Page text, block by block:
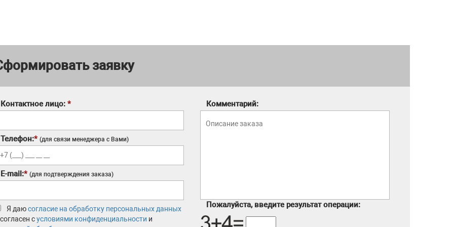
заявку
Контактное лицо: *
Телефон:* (для связи менеджера с Вами)
E-mail:* (для подтверждения заказа)
Я даюсогласие на обработку персональных данных
сусловиями конфиденциальности и
Комментарий:
Пожалуйста, введите результат операции: